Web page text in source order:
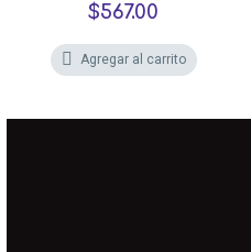
$567.00
Agregar al carrito